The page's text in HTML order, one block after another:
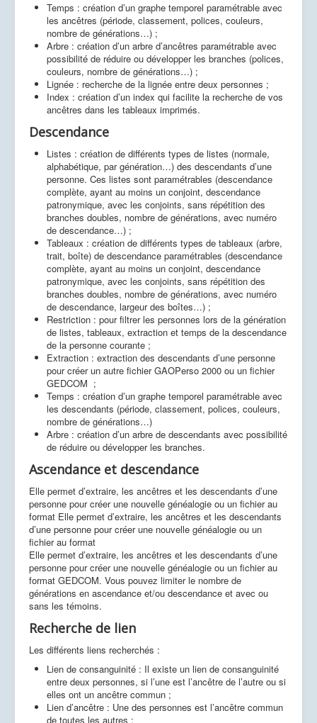
Temps : création d’un graphe temporel paramétrable avec
les ancêtres (période, classement, polices, couleurs,
nombre de générations…) ;
Arbre : création d’un arbre d’ancêtres paramétrable avec
possibilité de réduire ou développer les branches (polices,
couleurs, nombre de générations…) ;
Lignée : recherche de la lignée entre deux personnes ;
Index : création d’un index qui facilite la recherche de vos
ancêtres dans les tableaux imprimés.
Descendance
Listes : création de différents types de listes (normale,
alphabétique, par génération…) des descendants d’une
personne. Ces listes sont paramétrables (descendance
complète, ayant au moins un conjoint, descendance
patronymique, avec les conjoints, sans répétition des
branches doubles, nombre de générations, avec numéro
de descendance…) ;
Tableaux : création de différents types de tableaux (arbre,
trait, boîte) de descendance paramétrables (descendance
complète, ayant au moins un conjoint, descendance
patronymique, avec les conjoints, sans répétition des
branches doubles, nombre de générations, avec numéro
de descendance, largeur des boîtes…) ;
Restriction : pour filtrer les personnes lors de la génération
de listes, tableaux, extraction et temps de la descendance
de la personne courante ;
Extraction : extraction des descendants d’une personne
pour créer un autre fichier GAOPerso 2000 ou un fichier
GEDCOM ;
Temps : création d’un graphe temporel paramétrable avec
les descendants (période, classement, polices, couleurs,
nombre de générations…)
Arbre : création d’un arbre de descendants avec possibilité
de réduire ou développer les branches.
Ascendance et descendance
Elle permet d’extraire, les ancêtres et les descendants d’une
personne pour créer une nouvelle généalogie ou un fichier au
format Elle permet d’extraire, les ancêtres et les descendants
d’une personne pour créer une nouvelle généalogie ou un
fichier au format
Elle permet d’extraire, les ancêtres et les descendants d’une
personne pour créer une nouvelle généalogie ou un fichier au
format GEDCOM. Vous pouvez limiter le nombre de
générations en ascendance et/ou descendance et avec ou
sans les témoins.
Recherche de lien
Les différents liens recherchés :
Lien de consanguinité : Il existe un lien de consanguinité
entre deux personnes, si l’une est l’ancêtre de l’autre ou si
elles ont un ancêtre commun ;
Lien d’ancêtre : Une des personnes est l’ancêtre commun
de toutes les autres ;